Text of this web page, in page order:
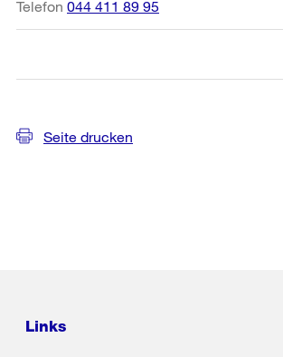
Telefon 044 411 89 95
Seite drucken
Links